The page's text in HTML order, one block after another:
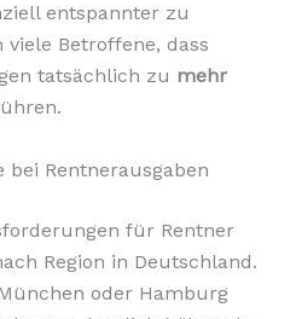
entspannter zu
Betroffene, dass
tatsächlich zu mehr
bei Rentnerausgaben
für Rentner
Region in Deutschland.
oder Hamburg